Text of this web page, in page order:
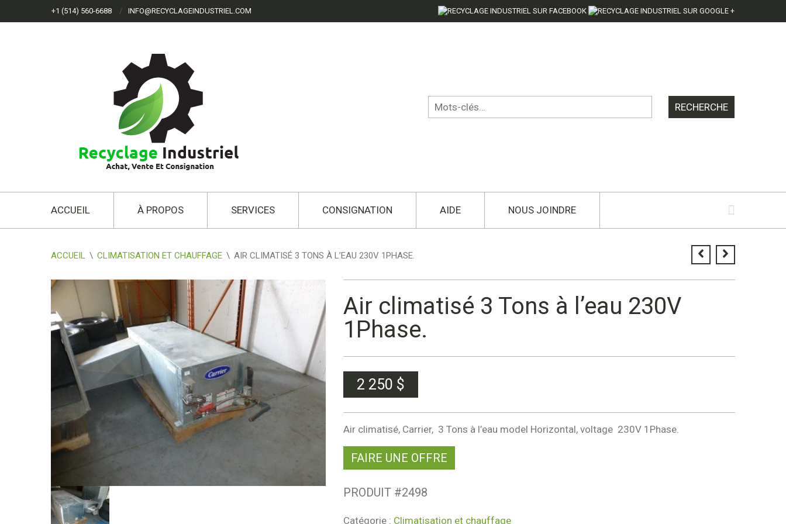
+1 (514) 560-6688 INFO@RECYCLAGEINDUSTRIEL.COM
ACCUEIL À PROPOS SERVICES CONSIGNATION AIDE NOUS JOINDRE
ACCUEIL \ CLIMATISATION ET CHAUFFAGE \ AIR CLIMATISÉ 3 TONS À L’EAU 230V 1PHASE.
Air climatisé 3 Tons à l’eau 230V
1Phase.
2 250 $
Air climatisé, Carrier, 3 Tons à l’eau model Horizontal, voltage 230V 1Phase.
FAIRE UNE OFFRE
PRODUIT #2498
Catégorie : Climatisation et chauffage